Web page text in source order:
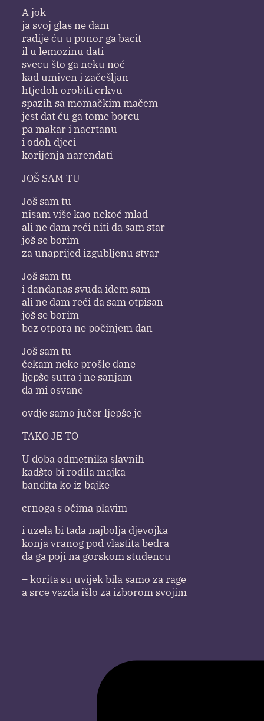
A jok
ja svoj glas ne dam
radije ću u ponor ga bacit
il u lemozinu dati
svecu što ga neku noć
kad umiven i začešljan
htjedoh orobiti crkvu
spazih sa momačkim mačem
jest dat ću ga tome borcu
pa makar i nacrtanu
i odoh djeci
korijenja narendati
JOŠ SAM TU
Još sam tu
nisam više kao nekoć mlad
ali ne dam reći niti da sam star
još se borim
za unaprijed izgubljenu stvar
Još sam tu
i dandanas svuda idem sam
ali ne dam reći da sam otpisan
još se borim
bez otpora ne počinjem dan
Još sam tu
čekam neke prošle dane
ljepše sutra i ne sanjam
da mi osvane
ovdje samo jučer ljepše je
TAKO JE TO
U doba odmetnika slavnih
kadšto bi rodila majka
bandita ko iz bajke
crnoga s očima plavim
i uzela bi tada najbolja djevojka
konja vranog pod vlastita bedra
da ga poji na gorskom studencu
– korita su uvijek bila samo za rage
a srce vazda išlo za izborom svojim